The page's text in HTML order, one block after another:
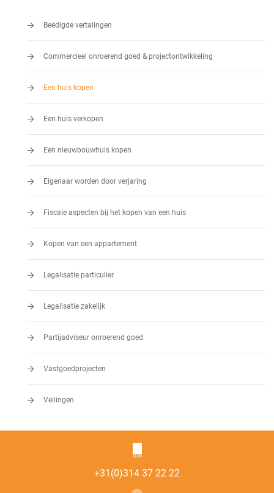
Beëdigde vertalingen
Commercieel onroerend goed & projectontwikkeling
Een huis kopen
Een huis verkopen
Een nieuwbouwhuis kopen
Eigenaar worden door verjaring
Fiscale aspecten bij het kopen van een huis
Kopen van een appartement
Legalisatie particulier
Legalisatie zakelijk
Partijadviseur onroerend goed
Vastgoedprojecten
Veilingen
+31(0)314 37 22 22